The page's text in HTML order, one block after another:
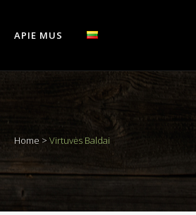
APIE MUS
Home > Virtuvės Baldai